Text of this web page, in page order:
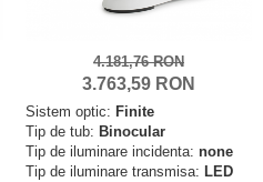
4.181,76 RON
3.763,59 RON
Sistem optic: Finite
Tip de tub: Binocular
Tip de iluminare incidenta: none
Tip de iluminare transmisa: LED